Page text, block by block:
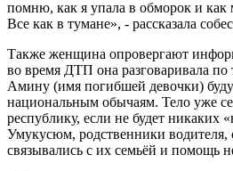
помню, как я упала в обморок и как
Все как в тумане», - рассказала
Также женщина опровергают
во время ДТП она разговаривала по
Амину (имя погибшей девочки)
национальным обычаям. Тело уже
республику, если не будет никаких
Умукусюм, родственники водителя,
связывались с их семьёй и помощь